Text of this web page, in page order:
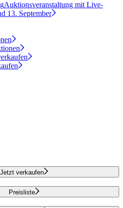
Auktionsveranstaltung mit Live-
13. September
Jetzt verkaufen
Preisliste